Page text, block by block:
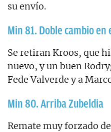
su envío.
Min 81. Doble cambio en
Se retiran Kroos, que
nuevo, y un buen
Fede Valverde y a
Min 80. Arriba Zubeldia
Remate muy forzado